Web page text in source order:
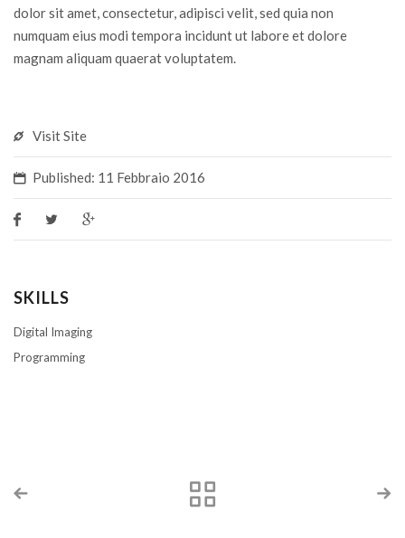
dolor sit amet, consectetur, adipisci velit, sed quia non
numquam eius modi tempora incidunt ut labore et dolore
magnam aliquam quaerat voluptatem.
Visit Site
Published: 11 Febbraio 2016
SKILLS
Digital Imaging
Programming